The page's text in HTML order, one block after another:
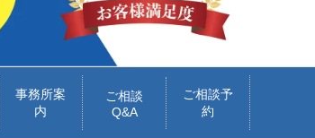
事務所案
内
ご相談
Q&A
ご相談予
約